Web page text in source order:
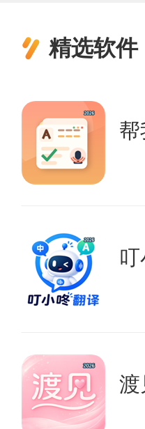
精选软件
渡